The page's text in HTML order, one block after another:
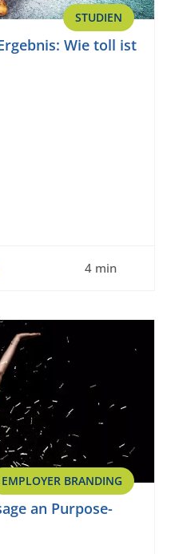
STUDIEN
Wie toll ist
4 min
EMPLOYER BRANDING
an Purpose-